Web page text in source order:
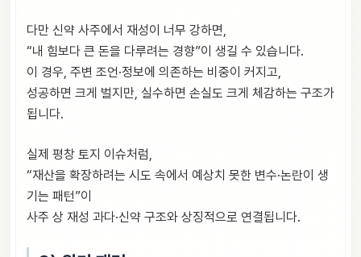
다만 신약 사주에서 재성이 너무 강하면,
“내 힘보다 큰 돈을 다루려는 경향”이 생길 수 있습니다.
이 경우, 주변 조언·정보에 의존하는 비중이 커지고,
성공하면 크게 벌지만, 실수하면 손실도 크게 체감하는 구조가
됩니다.
실제 평창 토지 이슈처럼,
“재산을 확장하려는 시도 속에서 예상치 못한 변수·논란이 생
기는 패턴”이
사주 상 재성 과다·신약 구조와 상징적으로 연결됩니다.